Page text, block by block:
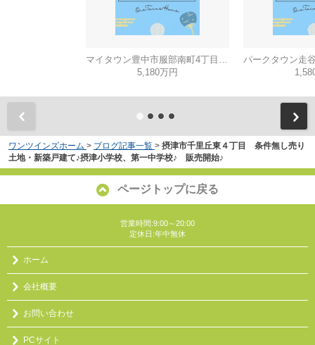
5,180万円
ワンツインズホーム > ブログ記事一覧 > 摂津市千里丘東４丁目 条件無し売り
土地・新築戸建て♪摂津小学校、第一中学校♪ 販売開始♪
ページトップに戻る
営業時間:9:00～20:00
定休日:年中無休
ホーム
会社概要
お問い合わせ
PCサイト